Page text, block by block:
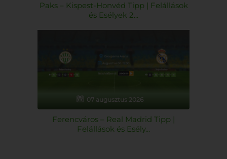
Paks – Kispest-Honvéd Tipp | Felállások
és Esélyek 2...
07 augusztus 2026
Ferencváros – Real Madrid Tipp |
Felállások és Esély...